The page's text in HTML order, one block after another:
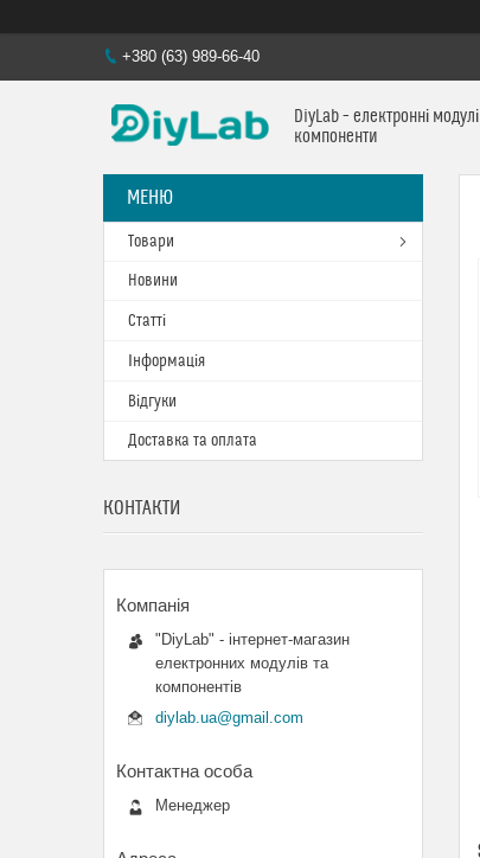
+380 (63) 989-66-40
DiyLab – електронні
компоненти
Товари
Новини
Статті
Інформація
Відгуки
Доставка та оплата
КОНТАКТИ
"DiyLab" - інтернет-магазин
електронних модулів та
компонентів
diylab.ua@gmail.com
Менеджер